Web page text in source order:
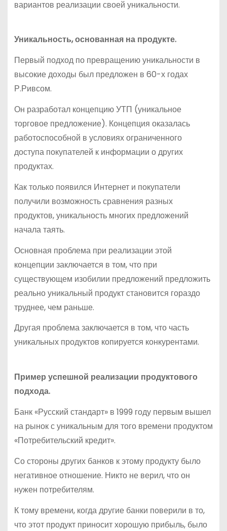
вариантов реализации своей уникальности.
Уникальность, основанная на продукте.
Первый подход по превращению уникальности в
высокие доходы был предложен в 60-х годах
Р.Ривсом.
Он разработал концепцию УТП (уникальное
торговое предложение). Концепция оказалась
работоспособной в условиях ограниченного
доступа покупателей к информации о других
продуктах.
Как только появился Интернет и покупатели
получили возможность сравнения разных
продуктов, уникальность многих предложений
начала таять.
Основная проблема при реализации этой
концепции заключается в том, что при
существующем изобилии предложений предложить
реально уникальный продукт становится гораздо
труднее, чем раньше.
Другая проблема заключается в том, что часть
уникальных продуктов копируется конкурентами.
Пример успешной реализации продуктового
подхода.
Банк «Русский стандарт» в 1999 году первым вышел
на рынок с уникальным для того времени продуктом
«Потребительский кредит».
Со стороны других банков к этому продукту было
негативное отношение. Никто не верил, что он
нужен потребителям.
К тому времени, когда другие банки поверили в то,
что этот продукт приносит хорошую прибыль, было